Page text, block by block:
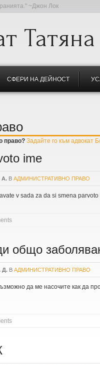
~Джон Лок
СФЕРИ НА ДЕЙНОСТ
право? Задайте го към адвокат
ime
A. В АДМИНИСТРАТИВНО ПРАВО
v sada za da si smena parvoto
IME
общо
Д. В АДМИНИСТРАТИВНО ПРАВО
да ме насочите как да
ПОРАДИ ОБЩО ЗАБОЛЯВАНЕ И